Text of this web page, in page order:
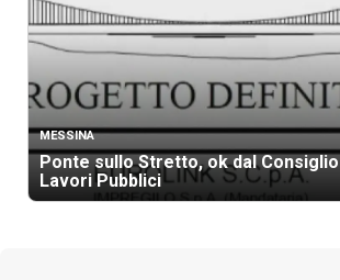
MESSINA
Ponte sullo Stretto, ok dal Consiglio
Lavori Pubblici